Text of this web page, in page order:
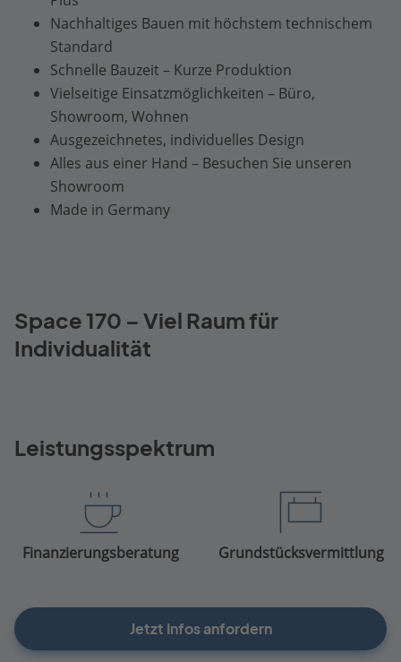
Nachhaltiges Bauen mit höchstem technischem
Standard
Schnelle Bauzeit – Kurze Produktion
Vielseitige Einsatzmöglichkeiten – Büro,
Showroom, Wohnen
Ausgezeichnetes, individuelles Design
Alles aus einer Hand – Besuchen Sie unseren
Showroom
Made in Germany
Space 170 – Viel Raum für
Individualität
Leistungsspektrum
Finanzierungsberatung Grundstücksvermittlung
Jetzt Infos anfordern